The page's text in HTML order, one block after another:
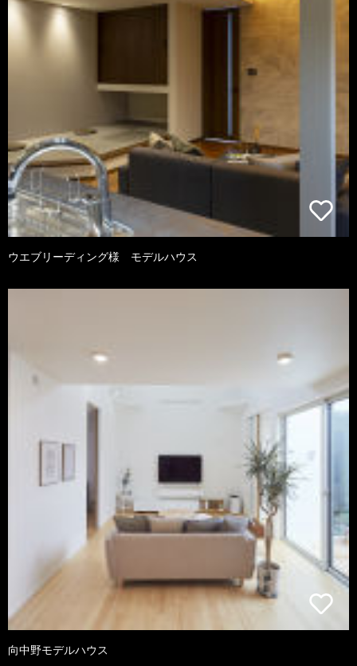
ウエブリーディング様 モデルハウス
向中野モデルハウス